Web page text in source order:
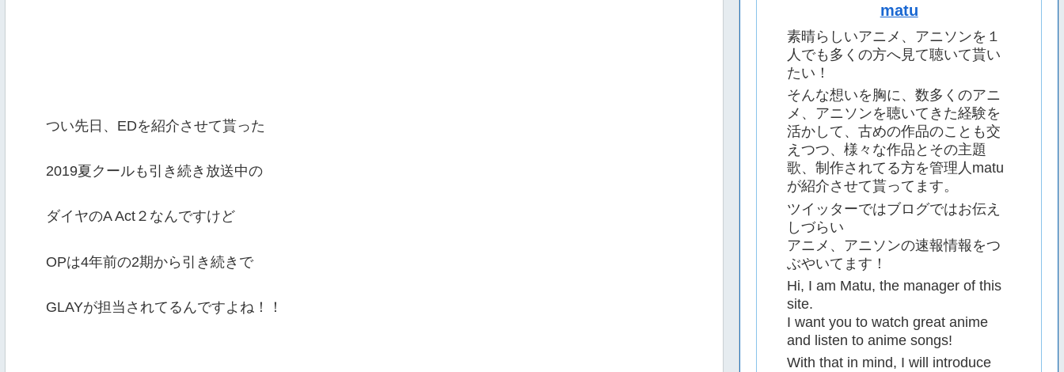
つい先日、EDを紹介させて貰った
2019夏クールも引き続き放送中の
ダイヤのA Act２なんですけど
OPは4年前の2期から引き続きで
GLAYが担当されてるんですよね！！
matu
素晴らしいアニメ、アニソンを１
人でも多くの方へ見て聴いて貰い
たい！
そんな想いを胸に、数多くのアニ
メ、アニソンを聴いてきた経験を
活かして、古めの作品のことも交
えつつ、様々な作品とその主題
歌、制作されてる方を管理人matu
が紹介させて貰ってます。
ツイッターではブログではお伝え
しづらい
アニメ、アニソンの速報情報をつ
ぶやいてます！
Hi, I am Matu, the manager of this
site.
I want you to watch great anime
and listen to anime songs!
With that in mind, I will introduce